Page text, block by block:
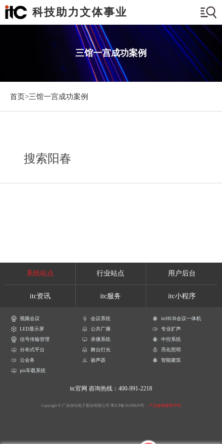
科技助力文体事业
三馆一宫成功案例
首页>三馆一宫成功案例
搜索阳春
系统站点 行业站点 用户后台
itc资讯 itc服务 itc小程序
视频会议 会议系统
itcHUB会议一体机
LED显示屏
公共广播
专业扩声
信号传输管理
录播系统
中控系统
分布式平台
舞台灯光
亮化照明
云会务
扬声器
智能建筑
pis车载系统
itc官网 咨询热线：400-991-2218
Copyright © 广东保伦电子股份有限公司 粤ICP备16106620号 产品参数解释声明